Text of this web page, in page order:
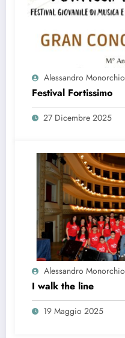
Alessandro Monorchio
Festival Fortissimo
27 Dicembre 2025
Alessandro Monorchio
I walk the line
19 Maggio 2025